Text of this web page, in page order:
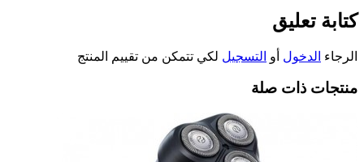
كتابة تعليق
الرجاء الدخول أو التسجيل لكي تتمكن من تقييم المنتج
منتجات ذات صلة